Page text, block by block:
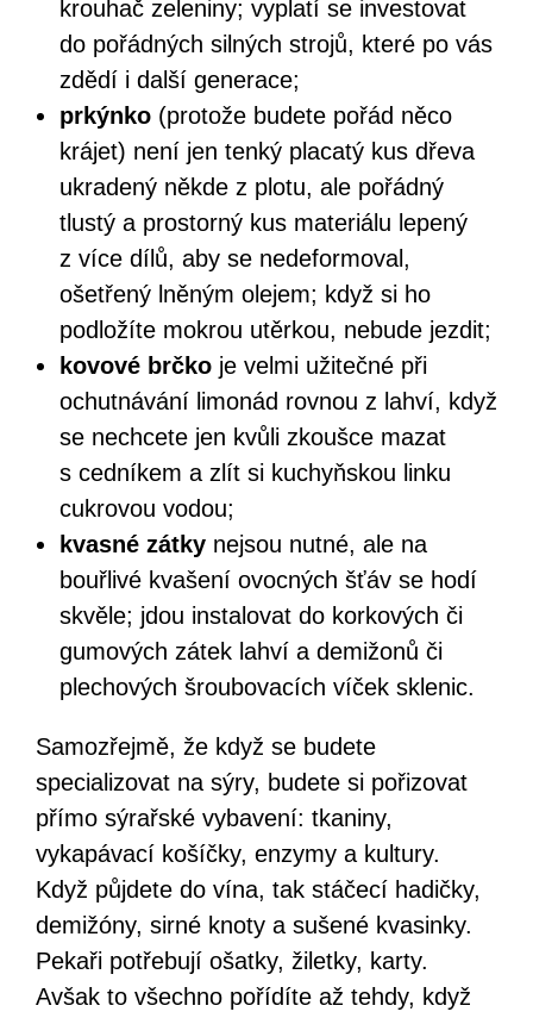
krouhač zeleniny; vyplatí se investovat
do pořádných silných strojů, které po vás
zdědí i další generace;
prkýnko (protože budete pořád něco
krájet) není jen tenký placatý kus dřeva
ukradený někde z plotu, ale pořádný
tlustý a prostorný kus materiálu lepený
z více dílů, aby se nedeformoval,
ošetřený lněným olejem; když si ho
podložíte mokrou utěrkou, nebude jezdit;
kovové brčko je velmi užitečné při
ochutnávání limonád rovnou z lahví, když
se nechcete jen kvůli zkoušce mazat
s cedníkem a zlít si kuchyňskou linku
cukrovou vodou;
kvasné zátky nejsou nutné, ale na
bouřlivé kvašení ovocných šťáv se hodí
skvěle; jdou instalovat do korkových či
gumových zátek lahví a demižonů či
plechových šroubovacích víček sklenic.
Samozřejmě, že když se budete
specializovat na sýry, budete si pořizovat
přímo sýrařské vybavení: tkaniny,
vykapávací košíčky, enzymy a kultury.
Když půjdete do vína, tak stáčecí hadičky,
demižóny, sirné knoty a sušené kvasinky.
Pekaři potřebují ošatky, žiletky, karty.
Avšak to všechno pořídíte až tehdy, když